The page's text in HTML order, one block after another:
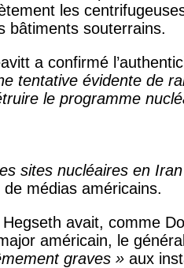
les
bâtiments souterrains.
a confirmé
tentative évidente de
le programme
sites nucléaires en
médias américains.
avait, comme
américain, le
graves » aux